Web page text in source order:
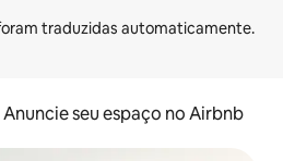
Anuncie seu espaço no Airbnb